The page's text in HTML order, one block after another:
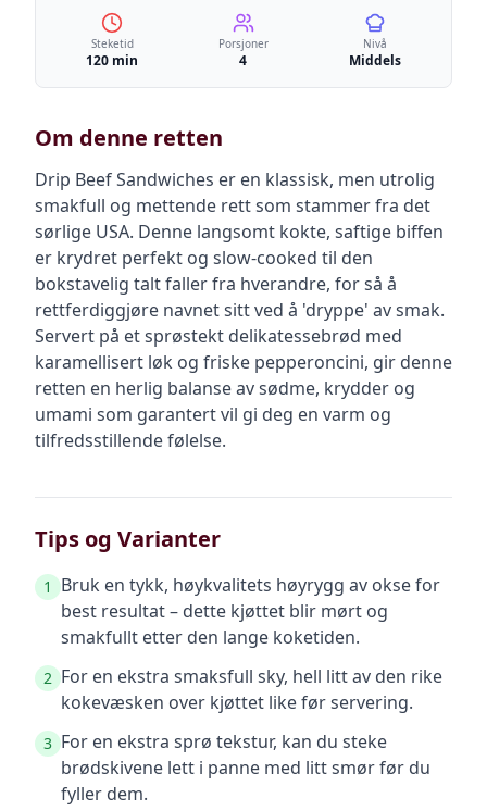
Steketid
120 min
Porsjoner
4
Nivå
Middels
Om denne retten
Drip Beef Sandwiches er en klassisk, men utrolig
smakfull og mettende rett som stammer fra det
sørlige USA. Denne langsomt kokte, saftige biffen
er krydret perfekt og slow-cooked til den
bokstavelig talt faller fra hverandre, for så å
rettferdiggjøre navnet sitt ved å 'dryppe' av smak.
Servert på et sprøstekt delikatessebrød med
karamellisert løk og friske pepperoncini, gir denne
retten en herlig balanse av sødme, krydder og
umami som garantert vil gi deg en varm og
tilfredsstillende følelse.
Tips og Varianter
1
Bruk en tykk, høykvalitets høyrygg av okse for
best resultat – dette kjøttet blir mørt og
smakfullt etter den lange koketiden.
2 For en ekstra smaksfull sky, hell litt av den rike
kokevæsken over kjøttet like før servering.
3 For en ekstra sprø tekstur, kan du steke
brødskivene lett i panne med litt smør før du
fyller dem.